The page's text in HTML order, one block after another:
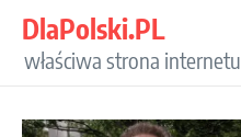
DlaPolski.PL
właściwa strona internetu